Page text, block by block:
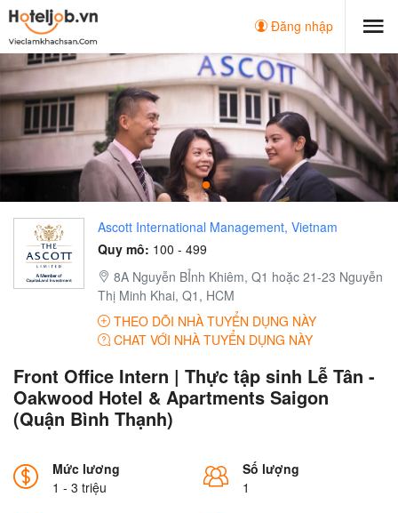
Đăng nhập
Ascott International Management, Vietnam
Quy mô: 100 - 499
8A Nguyễn BỈnh Khiêm, Q1 hoặc 21-23 Nguyễn
Thị Minh Khai, Q1, HCM
THEO DÕI NHÀ TUYỂN DỤNG NÀY
CHAT VỚI NHÀ TUYỂN DỤNG NÀY
Front Office Intern | Thực tập sinh Lễ Tân -
Oakwood Hotel & Apartments Saigon
(Quận Bình Thạnh)
Mức lương
1 - 3 triệu
Số lượng
1